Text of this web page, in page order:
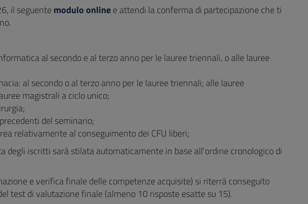
il seguente modulo onlinee attendi la conferma di partecipazione che ti
al secondo e al terzo anno per le lauree triennali, o alle lauree
al secondo o al terzo anno per le lauree triennali; alle lauree
magistrali a ciclo unico;
del seminario;
relativamente al conseguimento dei CFU liberi;
degli iscritti sarà stilata automaticamente in base all'ordine cronologico di
e verifica finale delle competenze acquisite) si riterrà conseguito
test di valutazione finale (almeno 10 risposte esatte su 15).